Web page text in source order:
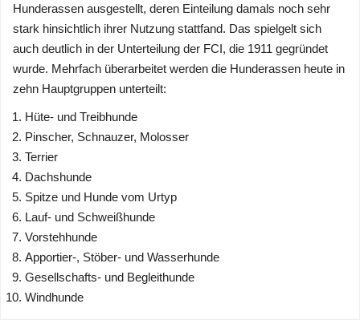
Hunderassen ausgestellt, deren Einteilung damals noch sehr
stark hinsichtlich ihrer Nutzung stattfand. Das spielgelt sich
auch deutlich in der Unterteilung der FCI, die 1911 gegründet
wurde. Mehrfach überarbeitet werden die Hunderassen heute in
zehn Hauptgruppen unterteilt:
Hüte- und Treibhunde
Pinscher, Schnauzer, Molosser
Terrier
Dachshunde
Spitze und Hunde vom Urtyp
Lauf- und Schweißhunde
Vorstehhunde
Apportier-, Stöber- und Wasserhunde
Gesellschafts- und Begleithunde
Windhunde